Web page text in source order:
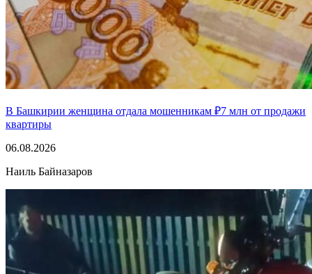
В Башкирии женщина отдала мошенникам ₽7 млн от продажи
квартиры
06.08.2026
Наиль Байназаров